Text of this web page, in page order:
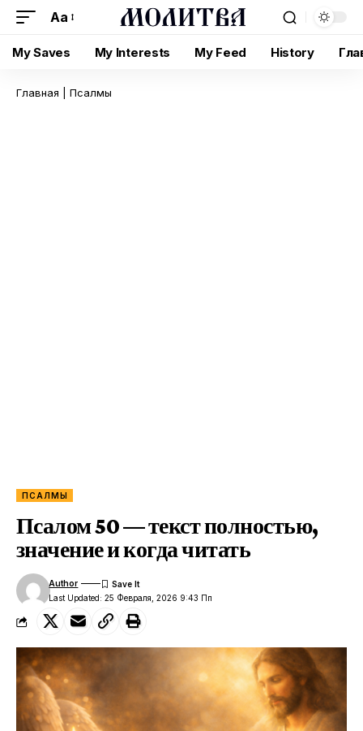
Aa
My Saves My Interests My Feed History
Главная Псалмы
ПСАЛМЫ
Псалом 50 — текст полностью,
значение и когда читать
Last Updated: 25 Февраля, 2026 9:43 Пп
Author